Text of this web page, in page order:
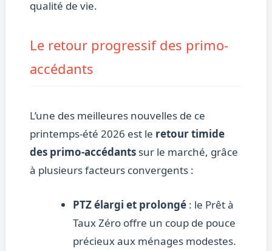
qualité de vie.
Le retour progressif des primo-
accédants
L’une des meilleures nouvelles de ce
printemps-été 2026 est le retour timide
des primo-accédantssur le marché, grâce
à plusieurs facteurs convergents :
PTZ élargi et prolongé: le Prêt à
Taux Zéro offre un coup de pouce
précieux aux ménages modestes.